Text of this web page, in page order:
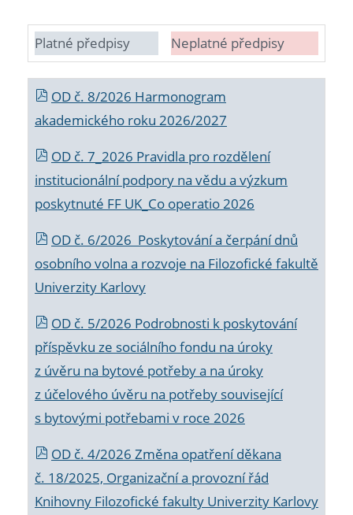
Platné předpisy Neplatné předpisy
OD č. 8/2026 Harmonogram
akademického roku 2026/2027
OD č. 7_2026 Pravidla pro rozdělení
institucionální podpory na vědu a výzkum
poskytnuté FF UK_Co operatio 2026
OD č. 6/2026 Poskytování a čerpání dnů
osobního volna a rozvoje na Filozofické fakultě
Univerzity Karlovy
OD č. 5/2026 Podrobnosti k poskytování
příspěvku ze sociálního fondu na úroky
z úvěru na bytové potřeby a na úroky
z účelového úvěru na potřeby související
s bytovými potřebami v roce 2026
OD č. 4/2026 Změna opatření děkana
č. 18/2025, Organizační a provozní řád
Knihovny Filozofické fakulty Univerzity Karlovy